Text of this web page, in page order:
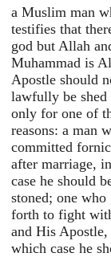
a Muslim man
testifies that
god but Allah
Muhammad is
Apostle should
lawfully be shed
only for one of
reasons: a man
committed
after marriage,
case he should
stoned; one who
forth to fight
and His
which case he